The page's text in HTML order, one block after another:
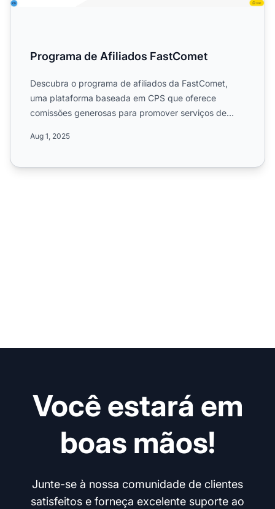
Programa de Afiliados FastComet
Descubra o programa de afiliados da FastComet,
uma plataforma baseada em CPS que oferece
comissões generosas para promover serviços de
Aug 1, 2025
Você estará em
boas mãos!
Junte-se à nossa comunidade de clientes
satisfeitos e forneça excelente suporte ao